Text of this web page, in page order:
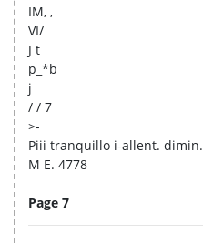
IM, ,
VI/
J t
p_*b
j
/ / 7
>-
Piii tranquillo i-allent. dimin.
M E. 4778
Page 7